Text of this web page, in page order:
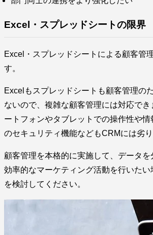
Excel・スプレッドシートの限界
Excel・スプレッドシートによる顧客管
す。
Excelもスプレッドシートも顧客管理の
ないので、複雑な顧客管理には対応で
ートフォンやタブレットでの操作性や
のセキュリティ機能などもCRMには劣り
顧客管理を本格的に実施して、データを
効率的なマーケティング活動を行いたい
を検討してください。